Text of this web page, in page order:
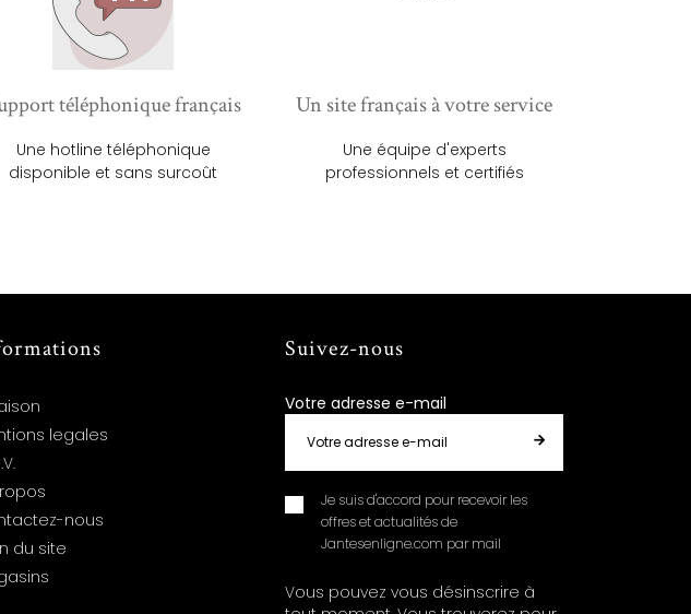
téléphonique français
Une hotline téléphonique
disponible et sans surcoût
Un site français à votre service
Une équipe d'experts
professionnels et certifiés
legales
nous
du site
Suivez-nous
Votre adresse e-mail
Je suis d'accord pour recevoir les
offres et actualités de
Jantesenligne.com par mail
Vous pouvez vous désinscrire à